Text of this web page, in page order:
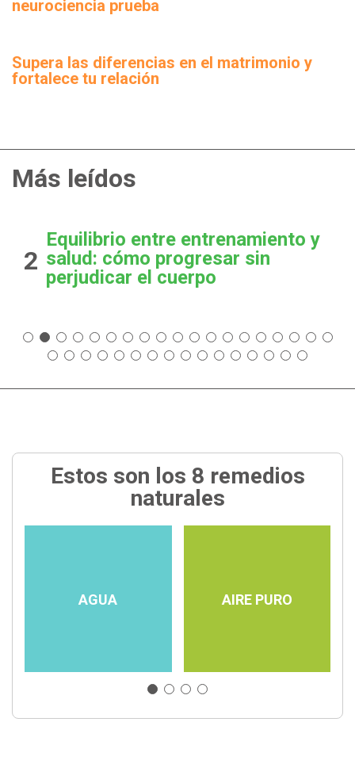
neurociencia prueba
Supera las diferencias en el matrimonio y
fortalece tu relación
Más leídos
2
Equilibrio entre entrenamiento y
salud: cómo progresar sin
perjudicar el cuerpo
Estos son los 8 remedios
naturales
AGUA AIRE PURO